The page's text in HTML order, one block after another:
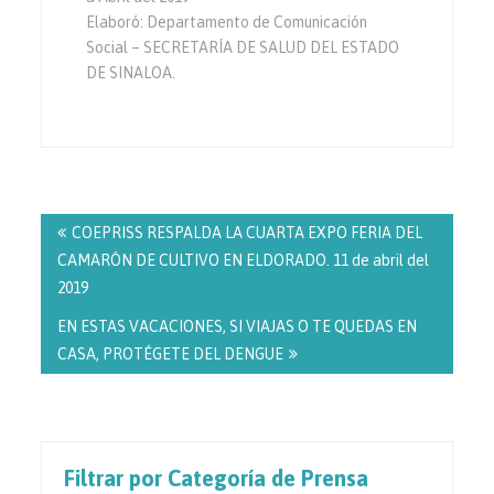
Elaboró: Departamento de Comunicación
Social – SECRETARÍA DE SALUD DEL ESTADO
DE SINALOA.
de
entradas
COEPRISS RESPALDA LA CUARTA EXPO FERIA DEL
CAMARÓN DE CULTIVO EN ELDORADO. 11 de abril del
2019
EN ESTAS VACACIONES, SI VIAJAS O TE QUEDAS EN
CASA, PROTÉGETE DEL DENGUE
Filtrar por Categoría de Prensa